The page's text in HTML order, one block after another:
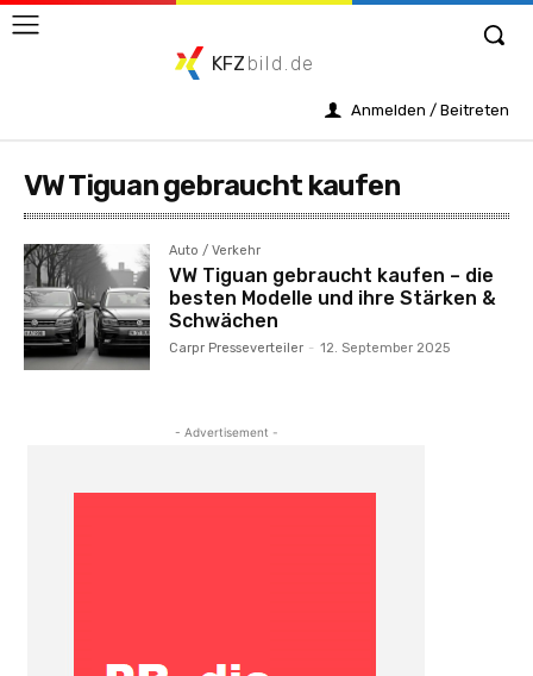
KFZ bild.de
Anmelden / Beitreten
VW Tiguan gebraucht kaufen
Auto / Verkehr
VW Tiguan gebraucht kaufen – die
besten Modelle und ihre Stärken &
Schwächen
Carpr Presseverteiler - 12. September 2025
- Advertisement -